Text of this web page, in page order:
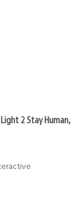
2 Stay Human,